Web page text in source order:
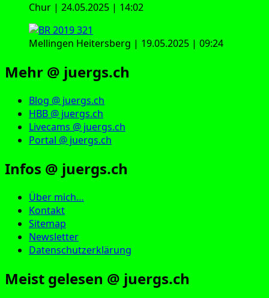
Chur | 24.05.2025 | 14:02
Mellingen Heitersberg | 19.05.2025 | 09:24
Mehr @ juergs.ch
Blog @ juergs.ch
HBB @ juergs.ch
Livecams @ juergs.ch
Portal @ juergs.ch
Infos @ juergs.ch
Über mich…
Kontakt
Sitemap
Newsletter
Datenschutzerklärung
Meist gelesen @ juergs.ch